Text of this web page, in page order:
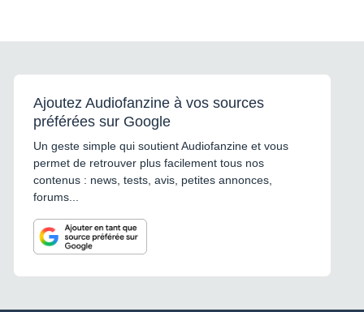
Ajoutez Audiofanzine à vos sources
préférées sur Google
Un geste simple qui soutient Audiofanzine et vous
permet de retrouver plus facilement tous nos
contenus : news, tests, avis, petites annonces,
forums...